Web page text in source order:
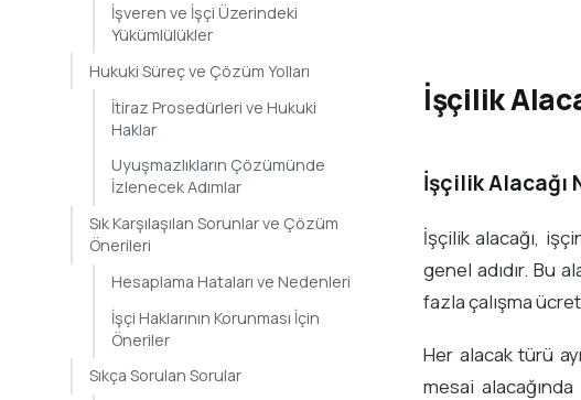
İşveren ve İşçi Üzerindeki
Yükümlülükler
Hukuki Süreç ve Çözüm Yolları
İtiraz Prosedürleri ve Hukuki
Haklar
Uyuşmazlıkların Çözümünde
İzlenecek Adımlar
Sık Karşılaşılan Sorunlar ve Çözüm
Önerileri
Hesaplama Hataları ve Nedenleri
İşçi Haklarının Korunması İçin
Öneriler
Sıkça Sorulan Sorular
İşçilik
İşçilik Alacağı
İşçilik alacağı,
genel adıdır. Bu
fazla çalışma
Her alacak türü
mesai